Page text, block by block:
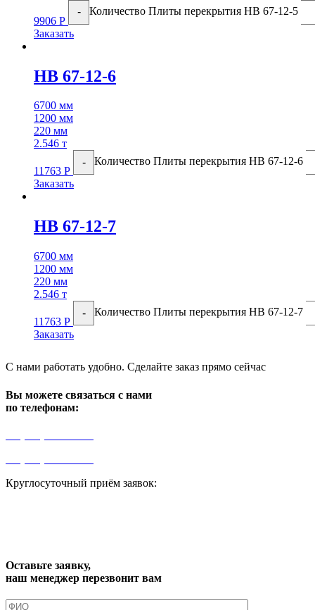
9906 Р
-
Количество Плиты перекрытия НВ 67-12-5
Заказать
НВ 67-12-6
6700 мм
1200 мм
220 мм
2.546 т
11763 Р
-
Количество Плиты перекрытия НВ 67-12-6
Заказать
НВ 67-12-7
6700 мм
1200 мм
220 мм
2.546 т
11763 Р
-
Количество Плиты перекрытия НВ 67-12-7
Заказать
С нами работать удобно. Сделайте заказ прямо сейчас
Вы можете связаться с нами
по телефонам:
Круглосуточный приём заявок:
Оставьте заявку,
наш менеджер перезвонит вам